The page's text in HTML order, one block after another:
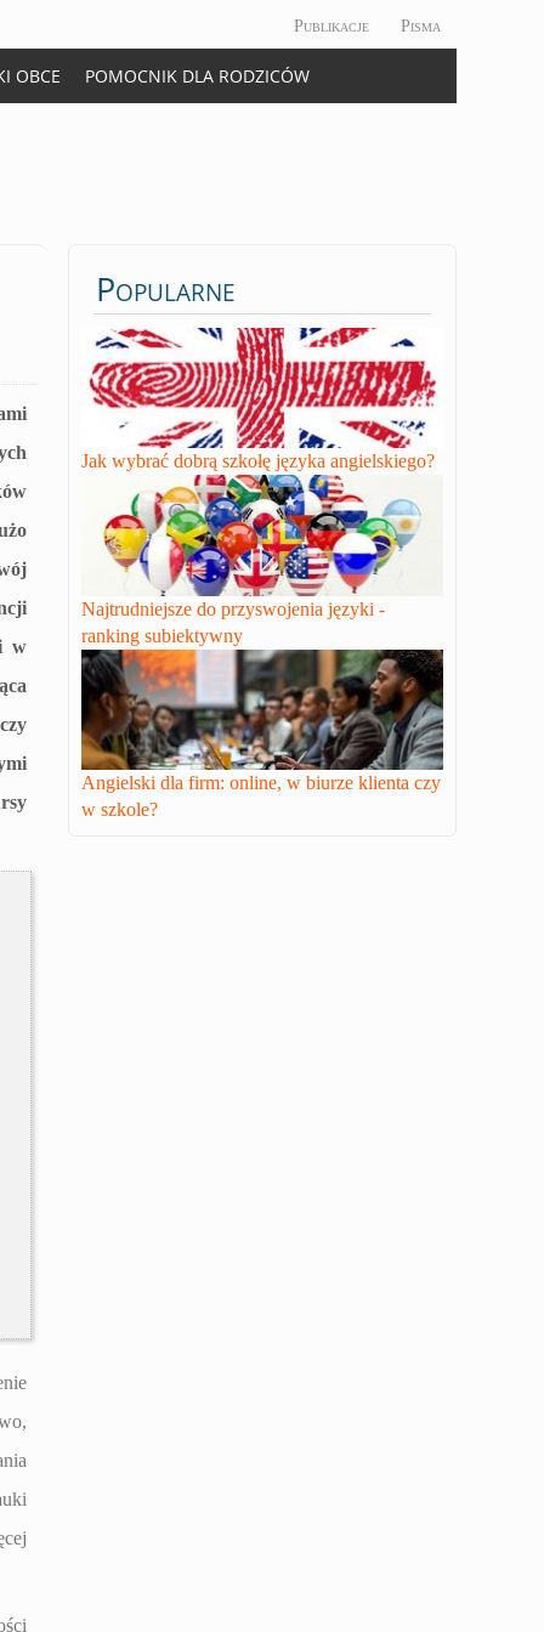
Publikacje Pisma
OBCE POMOCNIK DLA RODZICÓW
w
Popularne
Jak wybrać dobrą szkołę języka angielskiego?
Najtrudniejsze do przyswojenia języki -
ranking subiektywny
Angielski dla firm: online, w biurze klienta czy
w szkole?